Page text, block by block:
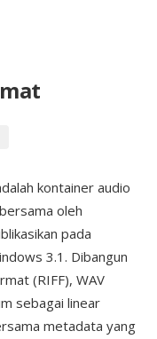
kontainer audio
oleh
pada
3.1. Dibangun
(RIFF), WAV
sebagai linear
metadata yang